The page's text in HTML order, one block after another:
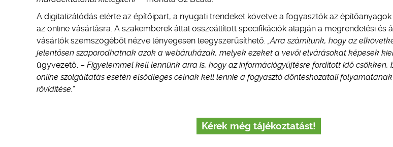
A digitalizálódás elérte az építőipart, a nyugati trendeket követve a fogyasztók az építőanyagok
az online vásárlásra. A szakemberek által összeállított specifikációk alapján a megrendelési és
vásárlók szemszögéből nézve lényegesen leegyszerűsíthető. „Arra számítunk, hogy az
jelentősen szaporodhatnak azok a webáruházak, melyek ezeket a vevői elvárásokat képesek
ügyvezető. – Figyelemmel kell lennünk arra is, hogy az információgyűjtésre fordított idő
online szolgáltatás esetén elsődleges célnak kell lennie a fogyasztó döntéshozatali folyamatának
rövidítése.”
Kérek még tájékoztatást!